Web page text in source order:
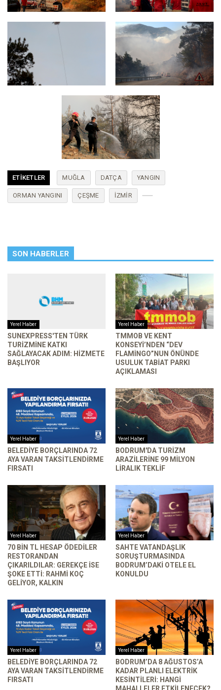
ETIKETLER MUĞLA DATÇA YANGIN
ORMAN YANGINI ÇEŞME IZMIR
SON HABERLER
Yerel Haber
SUNEXPRESS'TEN TÜRK
TURIZMINE KATKI
SAĞLAYACAK ADIM: HIZMETE
BAŞLIYOR
Yerel Haber
TMMOB VE KENT
KONSEYI’NDEN “DEV
FLAMINGO”NUN ÖNÜNDE
USULUK TABIAT PARKI
AÇIKLAMASI
Yerel Haber
BELEDIYE BORÇLARINDA 72
AYA VARAN TAKSITLENDIRME
FIRSATI
Yerel Haber
BODRUM'DA TURIZM
ARAZILERINE 99 MILYON
LIRALIK TEKLIF
Yerel Haber
70 BIN TL HESAP ÖDEDILER
RESTORANDAN
ÇIKARILDILAR: GEREKÇE ISE
ŞOKE ETTI: RAHMI KOÇ
GELIYOR, KALKIN
Yerel Haber
SAHTE VATANDAŞLIK
SORUŞTURMASINDA
BODRUM’DAKI OTELE EL
KONULDU
Yerel Haber
BELEDIYE BORÇLARINDA 72
AYA VARAN TAKSITLENDIRME
FIRSATI
Yerel Haber
BODRUM’DA 8 AĞUSTOS’A
KADAR PLANLI ELEKTRIK
KESINTILERI: HANGI